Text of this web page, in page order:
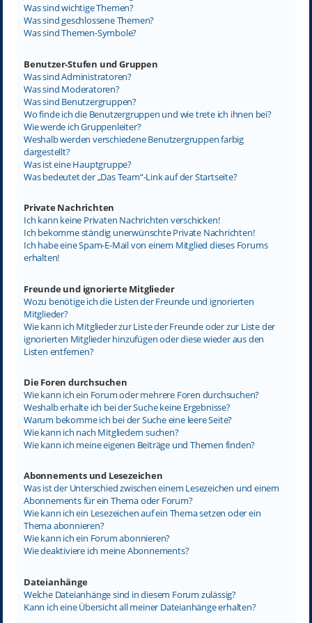
Was sind wichtige Themen?
Was sind geschlossene Themen?
Was sind Themen-Symbole?
Benutzer-Stufen und Gruppen
Was sind Administratoren?
Was sind Moderatoren?
Was sind Benutzergruppen?
Wo finde ich die Benutzergruppen und wie trete ich ihnen bei?
Wie werde ich Gruppenleiter?
Weshalb werden verschiedene Benutzergruppen farbig
dargestellt?
Was ist eine Hauptgruppe?
Was bedeutet der „Das Team“-Link auf der Startseite?
Private Nachrichten
Ich kann keine Privaten Nachrichten verschicken!
Ich bekomme ständig unerwünschte Private Nachrichten!
Ich habe eine Spam-E-Mail von einem Mitglied dieses Forums
erhalten!
Freunde und ignorierte Mitglieder
Wozu benötige ich die Listen der Freunde und ignorierten
Mitglieder?
Wie kann ich Mitglieder zur Liste der Freunde oder zur Liste der
ignorierten Mitglieder hinzufügen oder diese wieder aus den
Listen entfernen?
Die Foren durchsuchen
Wie kann ich ein Forum oder mehrere Foren durchsuchen?
Weshalb erhalte ich bei der Suche keine Ergebnisse?
Warum bekomme ich bei der Suche eine leere Seite?
Wie kann ich nach Mitgliedern suchen?
Wie kann ich meine eigenen Beiträge und Themen finden?
Abonnements und Lesezeichen
Was ist der Unterschied zwischen einem Lesezeichen und einem
Abonnements für ein Thema oder Forum?
Wie kann ich ein Lesezeichen auf ein Thema setzen oder ein
Thema abonnieren?
Wie kann ich ein Forum abonnieren?
Wie deaktiviere ich meine Abonnements?
Dateianhänge
Welche Dateianhänge sind in diesem Forum zulässig?
Kann ich eine Übersicht all meiner Dateianhänge erhalten?